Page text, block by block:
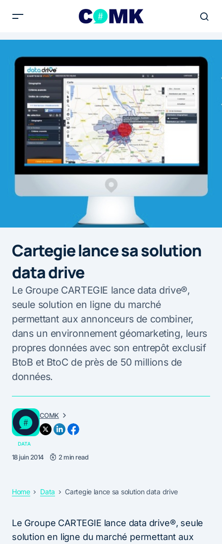
Cartegie lance sa solution
data drive
Le Groupe CARTEGIE lance data drive®,
seule solution en ligne du marché
permettant aux annonceurs de combiner,
dans un environnement géomarketing, leurs
propres données avec son entrepôt exclusif
BtoB et BtoC de près de 50 millions de
données.
COMK
DATA
18 juin 2014 2 min read
Home Data Cartegie lance sa solution data drive
Le Groupe CARTEGIE lance data drive®, seule
solution en ligne du marché permettant aux